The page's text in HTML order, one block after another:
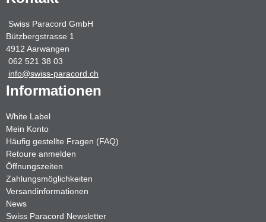
Swiss Paracord GmbH
Bützbergstrasse 1
4912 Aarwangen
062 521 38 03
info@swiss-paracord.ch
Informationen
White Label
Mein Konto
Häufig gestellte Fragen (FAQ)
Retoure anmelden
Öffnungszeiten
Zahlungsmöglichkeiten
Versandinformationen
News
Swiss Paracord Newsletter